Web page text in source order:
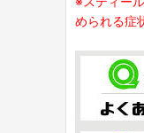
められる症